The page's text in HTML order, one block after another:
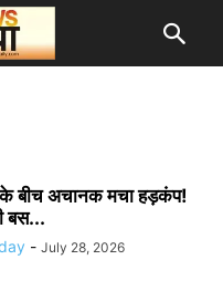
के बीच अचानक मचा हड़कंप!
बस...
- July 28, 2026